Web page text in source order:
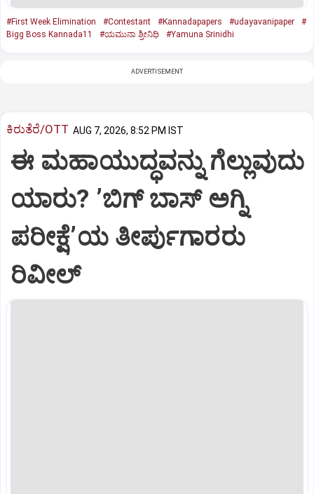
#First Week Elimination #Contestant #Kannadapapers #udayavanipaper
#
Bigg Boss Kannada11
#ಯಮುನಾ ಶ್ರೀನಿಧಿ #Yamuna Srinidhi
ADVERTISEMENT
ಕಿರುತೆರೆ/OTT AUG 7, 2026, 8:52 PM IST
ಈ ಮಹಾಯುದ್ಧವನ್ನು ಗೆಲ್ಲುವುದು
ಯಾರು? ʼಬಿಗ್‌ ಬಾಸ್‌ ಅಗ್ನಿ
ಪರೀಕ್ಷೆʼಯ ತೀರ್ಪುಗಾರರು
ರಿವೀಲ್